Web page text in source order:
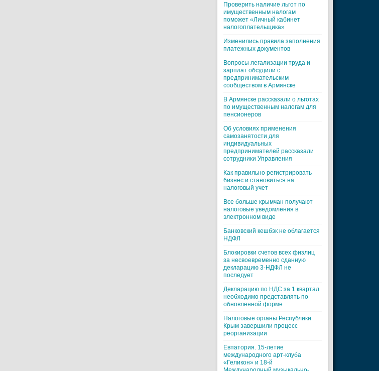
Проверить наличие льгот по
имущественным налогам
поможет «Личный кабинет
налогоплательщика»
Изменились правила заполнения
платежных документов
Вопросы легализации труда и
зарплат обсудили с
предпринимательским
сообществом в Армянске
В Армянске рассказали о льготах
по имущественным налогам для
пенсионеров
Об условиях применения
самозанятости для
индивидуальных
предпринимателей рассказали
сотрудники Управления
Как правильно регистрировать
бизнес и становиться на
налоговый учет
Все больше крымчан получают
налоговые уведомления в
электронном виде
Банковский кешбэк не облагается
НДФЛ
Блокировки счетов всех физлиц
за несвоевременно сданную
декларацию 3-НДФЛ не
последует
Декларацию по НДС за 1 квартал
необходимо представлять по
обновленной форме
Налоговые органы Республики
Крым завершили процесс
реорганизации
Евпатория. 15-летие
международного арт-клуба
«Геликон» и 18-й